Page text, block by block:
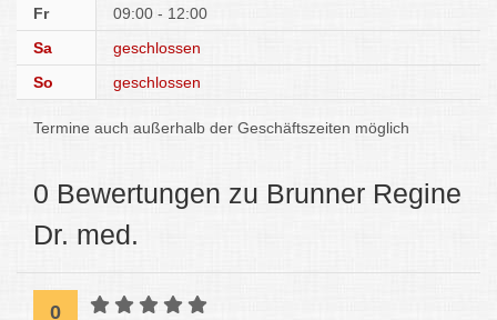
Fr
09:00 - 12:00
Sa
geschlossen
So
geschlossen
Termine auch außerhalb der Geschäftszeiten möglich
0 Bewertungen zu Brunner Regine
Dr. med.
0